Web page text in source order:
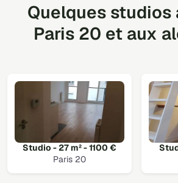
Quelques studios
Paris 20 et aux
Studio - 27 m² - 1100 €
Paris 20